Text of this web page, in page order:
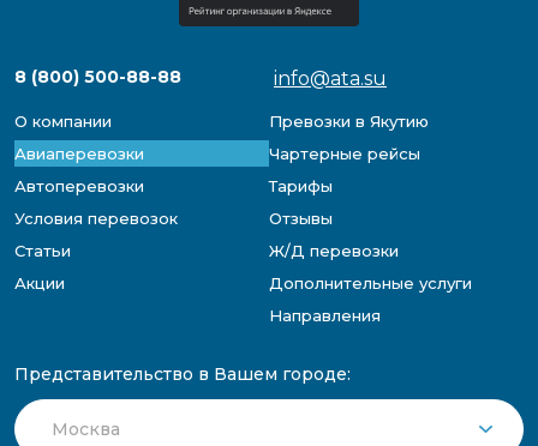
8 (800) 500-88-88 info@ata.su
О компании
Превозки в Якутию
Авиаперевозки
Чартерные рейсы
Автоперевозки
Тарифы
Условия перевозок
Отзывы
Статьи
Ж/Д перевозки
Акции
Дополнительные услуги
Направления
Представительство в Вашем городе: